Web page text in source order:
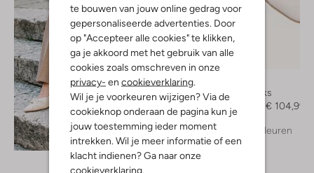
te bouwen van jouw online gedrag voor
gepersonaliseerde advertenties. Door
op "Accepteer alle cookies" te klikken,
ga je akkoord met het gebruik van alle
cookies zoals omschreven in onze
privacy- en cookieverklaring.
Wil je je voorkeuren wijzigen? Via de
cookieknop onderaan de pagina kun je
jouw toestemming ieder moment
intrekken. Wil je meer informatie of een
klacht indienen? Ga naar onze
cookieverklaring.
Ontdek de look
-30%
Slingbacks
€ 149,99
€ 104,99
+ meer kleuren